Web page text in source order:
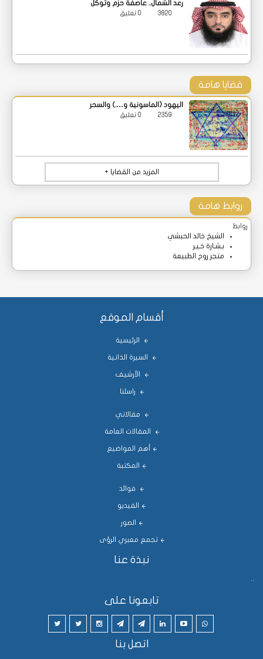
رعد الشمال.. عاصفة حزم وتوكل
قضايا هامة
اليهود (الماسونية و….) والسحر
المزيد من القضايا +
روابط هامة
روابط
الشيخ خالد الحبشي
بـشـارة خـيـر
متجر روح الطبيعة
أقسام الموقع
الرئيسية
السيرة الذاتية
الأرشيف
راسلنا
مقالاتي
المقالات العامة
أهم المواضيع
المكتبة
فوائد
الفيديو
الصور
تجمع معبري الرؤى
نبذة عنا
..
تابعونا على
اتصل بنا